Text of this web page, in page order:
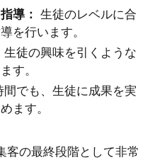
導： 生徒のレベルに合
を行います。
生徒の興味を引くような
す。
間でも、生徒に成果を実
ます。
客の最終段階として非常